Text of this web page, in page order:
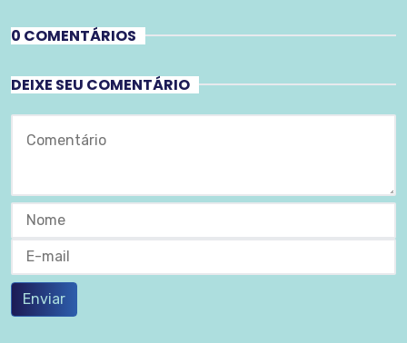
0 COMENTÁRIOS
DEIXE SEU COMENTÁRIO
Enviar